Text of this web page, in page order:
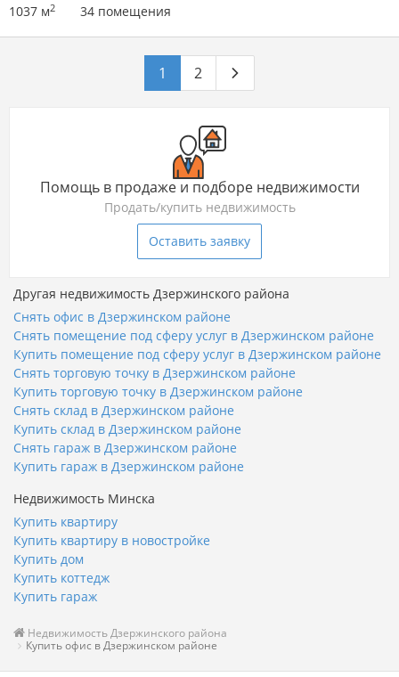
1037 м2 34 помещения
1 2
Помощь в продаже и подборе недвижимости
Продать/купить недвижимость
Оставить заявку
Другая недвижимость Дзержинского района
Снять офис в Дзержинском районе
Снять помещение под сферу услуг в Дзержинском районе
Купить помещение под сферу услуг в Дзержинском районе
Снять торговую точку в Дзержинском районе
Купить торговую точку в Дзержинском районе
Снять склад в Дзержинском районе
Купить склад в Дзержинском районе
Снять гараж в Дзержинском районе
Купить гараж в Дзержинском районе
Недвижимость Минска
Купить квартиру
Купить квартиру в новостройке
Купить дом
Купить коттедж
Купить гараж
Недвижимость Дзержинского района
Купить офис в Дзержинском районе